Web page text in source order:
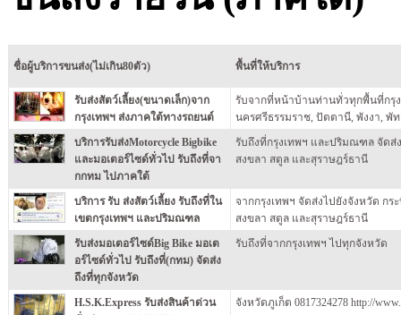
ชื่อผู้บริการขนส่ง(ไม่เกิน80ตัว) พื้นที่ให้บริการ
รับส่งสัตว์เลี้ยง(ขนาดเล็ก)จาก
กรุงเทพฯ ส่งภาคใต้ทางรถยนต์
รับจากที่หน้าบ้านท่านทั่วทุกพื้นที่กรุ
นครศรีธรรมราช, ปัตตานี, พังงา, พั
บริการรับส่งMotorcycle Bigbike
และมอเตอร์ไซด์ทั่วไป รับถึงที่จา
กกทม ไปภาคใต้
รับถึงที่กรุงเทพฯ และปริมณฑล จัดส่
สงขลา สตูล และสุราษฎร์ธานี
บริการ รับ ส่งสัตว์เลี้ยง รับถึงที่ใน
เขตกรุงเทพฯ และปริมณฑล
จากกรุงเทพฯ จัดส่งไปยังจังหวัด ก
สงขลา สตูล และสุราษฎร์ธานี
รับส่งมอเตอร์ไซด์Big Bike มอเต
อร์ไซด์ทั่วไป รับถึงที่(กทม) จัดส่ง
ถึงที่ทุกจังหวัด
รับถึงที่จากกรุงเทพฯ ไปทุกจังหวัด
H.S.K.Express รับส่งสินค้าด่วน
จังหวัดภูเก็ต 0817324278 http://